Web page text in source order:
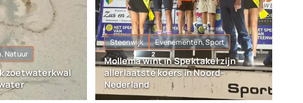
Natuur
zoetwaterkwal
Steenwijk Evenementen, Sport
Mollema wint in Spektakel zijn
allerlaatste koers in Noord-
Nederland